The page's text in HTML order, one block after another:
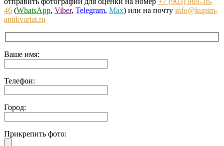
46 (WhatsApp, Viber, Telegram, Max) или на почту info@kupim-
antikvariat.ru
Ваше имя:
Телефон:
Город:
Прикрепить фото: